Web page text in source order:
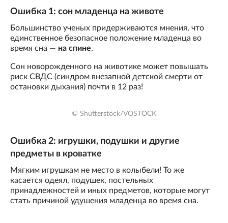
Ошибка 1: сон младенца на животе
Большинство ученых придерживаются мнения, что
единственное безопасное положение младенца во
время сна — на спине.
Сон новорожденного на животике может повышать
риск СВДС (синдром внезапной детской смерти от
остановки дыхания) почти в 12 раз!
© Shutterstock/VOSTOCK
Ошибка 2: игрушки, подушки и другие
предметы в кроватке
Мягким игрушкам не место в колыбели! То же
касается одеял, подушек, постельных
принадлежностей и иных предметов, которые могут
стать причиной удушения младенца во время сна.